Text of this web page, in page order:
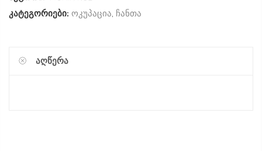
კატეგორიები: ოკუპაცია, ჩანთა
ᲐᲦᲬᲔᲠᲐ